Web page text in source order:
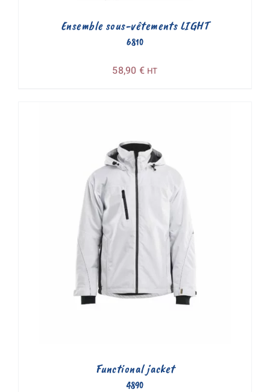
6810
Ensemble sous-vêtements LIGHT
58,90 € HT
4890
Functional jacket